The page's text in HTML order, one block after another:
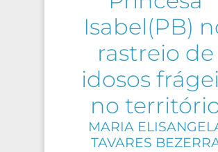
Isabel(PB)
rastreio de
idosos
no
MARIA
TAVARES